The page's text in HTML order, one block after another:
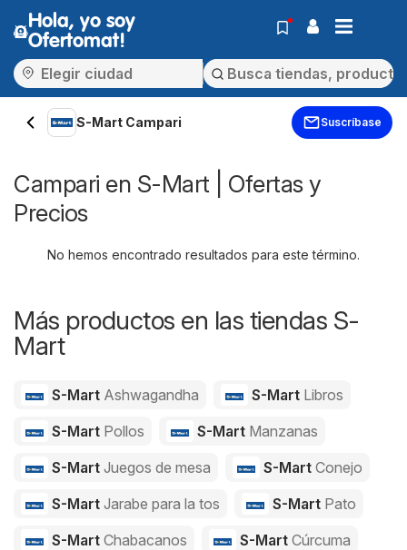
Hola, yo soy
Ofertomat!
S-Mart Campari Suscríbase
Campari en S-Mart | Ofertas y
Precios
No hemos encontrado resultados para este término.
Más productos en las tiendas S-
Mart
S-Mart Ashwagandha S-Mart Libros
S-Mart Pollos S-Mart Manzanas
S-Mart Juegos de mesa S-Mart Conejo
S-Mart Jarabe para la tos S-Mart Pato
S-Mart Chabacanos S-Mart Cúrcuma